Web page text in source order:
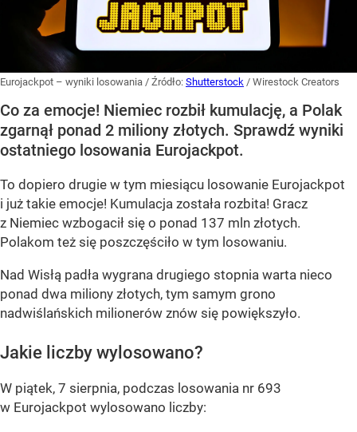
Eurojackpot – wyniki losowania / Źródło: Shutterstock / Wirestock Creators
Co za emocje! Niemiec rozbił kumulację, a Polak
zgarnął ponad 2 miliony złotych. Sprawdź wyniki
ostatniego losowania Eurojackpot.
To dopiero drugie w tym miesiącu losowanie Eurojackpot
i już takie emocje! Kumulacja została rozbita! Gracz
z Niemiec wzbogacił się o ponad 137 mln złotych.
Polakom też się poszczęściło w tym losowaniu.
Nad Wisłą padła wygrana drugiego stopnia warta nieco
ponad dwa miliony złotych, tym samym grono
nadwiślańskich milionerów znów się powiększyło.
Jakie liczby wylosowano?
W piątek, 7 sierpnia, podczas losowania nr 693
w Eurojackpot wylosowano liczby: